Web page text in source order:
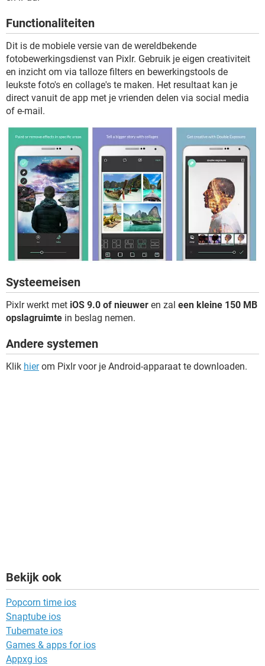
Functionaliteiten
Dit is de mobiele versie van de wereldbekende
fotobewerkingsdienst van Pixlr. Gebruik je eigen creativiteit
en inzicht om via talloze filters en bewerkingstools de
leukste foto's en collage's te maken. Het resultaat kan je
direct vanuit de app met je vrienden delen via social media
of e-mail.
Systeemeisen
Pixlr werkt met iOS 9.0 of nieuwer en zal een kleine 150 MB
opslagruimte in beslag nemen.
Andere systemen
Klik hierom Pixlr voor je Android-apparaat te downloaden.
Bekijk ook
Popcorn time ios
Snaptube ios
Tubemate ios
Games & apps for ios
Appxg ios